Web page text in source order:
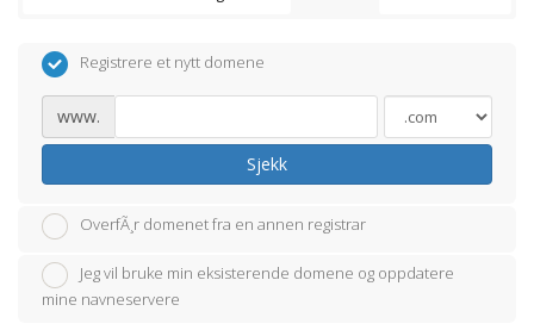
Registrere et nytt domene
www.
Sjekk
OverfÃ¸r domenet fra en annen registrar
Jeg vil bruke min eksisterende domene og oppdatere
mine navneservere